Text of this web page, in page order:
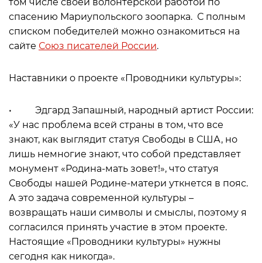
спасению Мариупольского зоопарка. С полным
списком победителей можно ознакомиться на
сайте Союз писателей России.
Наставники о проекте «Проводники культуры»:
• Эдгард Запашный, народный артист России:
«У нас проблема всей страны в том, что все
знают, как выглядит статуя Свободы в США, но
лишь немногие знают, что собой представляет
монумент «Родина-мать зовет!», что статуя
Свободы нашей Родине-матери уткнется в пояс.
А это задача современной культуры –
возвращать наши символы и смыслы, поэтому я
согласился принять участие в этом проекте.
Настоящие «Проводники культуры» нужны
сегодня как никогда».